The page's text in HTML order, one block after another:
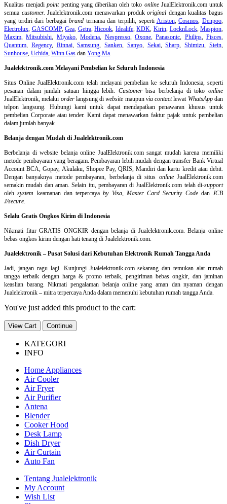
Kualitas menjadipointpenting yang diberikan oleh toko onlineJualElektronik.com untuk
semua customer. Jualelektronik.com menawarkan produkoriginal dengan kualitas bagus
yang terdiri dari berbagai brandternama dan terpilih, seperti Ariston,Cosmos,Denpoo,
Electrolux, GASCOMP,Gea, Getra,Hicook, Idealife,KDK, Kirin, LocknLock,Maspion,
Maxim,Mitsubishi, Miyako,Modena, Nespresso, Oxone,Panasonic, Philips, Pisces,
Quantum, Regency, Rinnai,Samsung,Sanken, Sanyo, Sekai,Sharp,Shimizu,Stein,
Sunhouse, Uchida, Winn Gas dan Yong Ma.
Jualelektronik.com Melayani Pembelian ke Seluruh Indonesia
Situs Online JualElektronik.com telah melayani pembelian ke seluruh Indonesia, seperti
pesanan dalam jumlah satuan hingga lebih. Customerbisa berbelanja di tokoonline
JualElektronik, melalui orderlangsung diwebsite maupun via contactlewat WhatsAppdan
telpon langsung. Hubungi kami untuk dapat mendapatkan penawaran khusus untuk
pembelian Corporate atau tender. Kami dapat menawarkan faktur pajak untuk pembelian
dalam jumlah banyak
Belanja dengan Mudah di Jualelektronik.com
Berbelanja diwebsite belanja online JualElektronik.com sangat mudah karena memiliki
metode pembayaran yang beragam. Pembayaran lebih mudah dengan transfer Bank Virtual
Account BCA, Gopay, Akulaku, Shopee Pay, QRIS, Mandiri dan kartu kredit atau debit.
Dengan banyaknya metode pembayaran, berbelanja di situs onlineJualElektronik.com
semakin mudah dan aman. Selain itu, pembayaran di JualElektronik.com telah di-support
olehsystem keamanan dan terpercayaby Visa, Master Card Security Codedan JCB
J/secure.
Selalu Gratis Ongkos Kirim di Indonesia
Nikmati fitur GRATIS ONGKIR dengan belanja di Jualelektronik.com. Belanja online
bebas ongkos kirim dengan hati tenang di Jualelektronik.com.
Jualelektronik – Pusat Solusi dari Kebutuhan Elektronik Rumah Tangga Anda
Jadi, jangan ragu lagi. Kunjungi Jualelektronik.com sekarang dan temukan alat rumah
tangga terbaik dengan harga & promo terbaik, pengiriman bebas ongkir, dan jaminan
keaslian barang. Nikmati pengalaman belanja online yang aman dan nyaman dengan
Jualelektronik – mitra terpercaya Anda dalam memenuhi kebutuhan rumah tangga Anda.
You've just added this product to the cart:
View Cart Continue
KATEGORI
INFO
Home Appliances
Air Cooler
Air Fryer
Air Purifier
Antena
Blender
Cooker Hood
Desk Lamp
Dish Dryer
Air Curtain
Auto Fan
Tentang Jualelektronik
My Account
Wish List